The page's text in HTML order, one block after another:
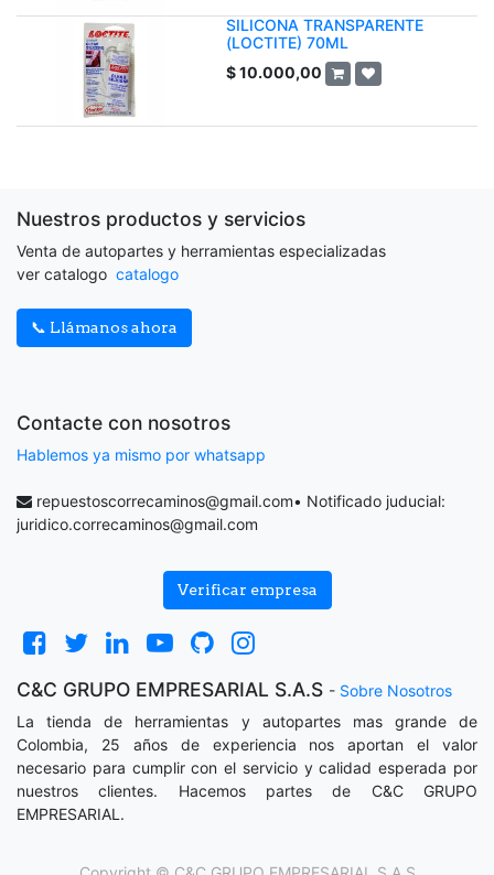
SILICONA TRANSPARENTE
(LOCTITE) 70ML
$10.000,00
Nuestros productos y servicios
Venta de autopartes y herramientas especializadas
ver catalogo catalogo
📞 Llámanos ahora
Contacte con nosotros
Hablemos ya mismo por whatsapp
repuestoscorrecaminos@gmail.com• Notificado juducial:
juridico.correcaminos@gmail.com
Verificar empresa
C&C GRUPO EMPRESARIAL S.A.S - Sobre Nosotros
La tienda de herramientas y autopartes mas grande de
Colombia, 25 años de experiencia nos aportan el valor
necesario para cumplir con el servicio y calidad esperada por
nuestros clientes. Hacemos partes de C&C GRUPO
EMPRESARIAL.